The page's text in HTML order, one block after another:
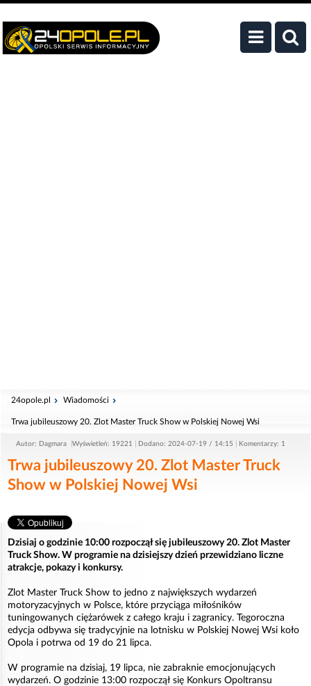
24opole.pl Wiadomości
Trwa jubileuszowy 20. Zlot Master Truck Show w Polskiej Nowej Wsi
Autor: Dagmara Wyświetleń: 19221 Dodano: 2024-07-19 / 14:15 Komentarzy: 1
Trwa jubileuszowy 20. Zlot Master Truck
Show w Polskiej Nowej Wsi
Dzisiaj o godzinie 10:00 rozpoczął się jubileuszowy 20. Zlot Master
Truck Show. W programie na dzisiejszy dzień przewidziano liczne
atrakcje, pokazy i konkursy.
Zlot Master Truck Show to jedno z największych wydarzeń
motoryzacyjnych w Polsce, które przyciąga miłośników
tuningowanych ciężarówek z całego kraju i zagranicy. Tegoroczna
edycja odbywa się tradycyjnie na lotnisku w Polskiej Nowej Wsi koło
Opola i potrwa od 19 do 21 lipca.
W programie na dzisiaj, 19 lipca, nie zabraknie emocjonujących
wydarzeń. O godzinie 13:00 rozpoczął się Konkurs Opoltransu